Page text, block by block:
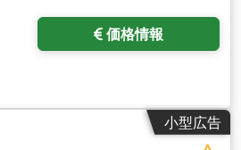
価格情報
小型広告